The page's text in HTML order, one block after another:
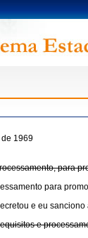
de 1969
para
para
e eu
e